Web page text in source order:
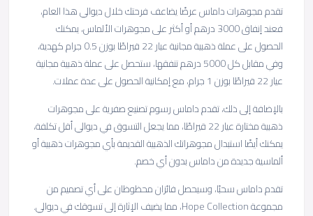
تقدم مجوهرات داماس عرضًا يضاعف فرحتك خلال ديوالي هذا العام،
فعند إنفاق 3000 درهم أو أكثر على مجوهرات الألماس، يمكنك
الحصول على عملة ذهبية مجانية عيار 22 قيراطًا بوزن 0.5 جرام كهدية،
وفي مقابل كل 5000 درهم تنفقها، ستحصل على عملة ذهبية مجانية
عيار 22 قيراطًا بوزن 1 جرام، مع إمكانية الحصول على عدة عملات.
بالإضافة إلى ذلك، تقدم داماس رسوم تصنيع صفرية على مجوهرات
ذهبية مختارة عيار 22 قيراطًا، مما يجعل التسوق في ديوالي أقل تكلفة،
يمكنك أيضًا استبدال مجوهراتك الذهبية القديمة بأي مجوهرات ذهبية أو
ألماسية جديدة من داماس بدون أي خصم.
تقدم داماس سحبًا، وسيحصل فائزان محظوظان على أي تصميم من
مجموعة Hope Collection، مما يضيف الإثارة إلى تسوقك في ديوالي.